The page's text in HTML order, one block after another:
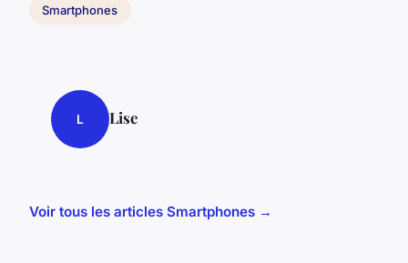
Smartphones
L Lise
Voir tous les articles Smartphones →